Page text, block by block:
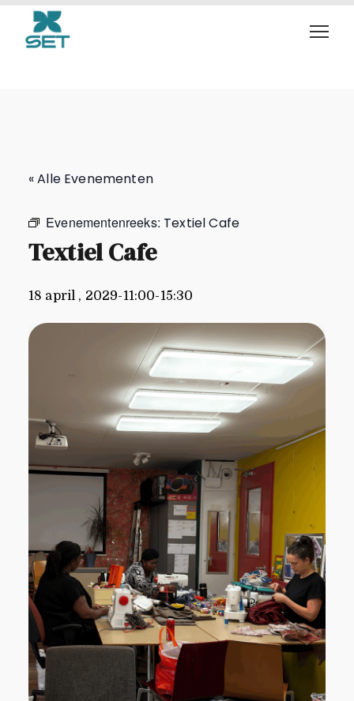
Textiel Cafe
« Alle Evenementen
Evenementenreeks: Textiel Cafe
Textiel Cafe
18 april , 2029-11:00-15:30